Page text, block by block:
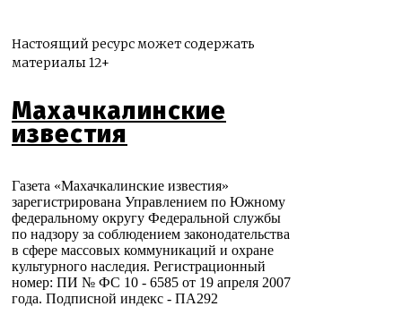
Настоящий ресурс может содержать
материалы 12+
Махачкалинские
известия
Газета «Махачкалинские известия»
зарегистрирована Управлением по Южному
федеральному округу Федеральной службы
по надзору за соблюдением законодательства
в сфере массовых коммуникаций и охране
культурного наследия. Регистрационный
номер: ПИ № ФС 10 - 6585 от 19 апреля 2007
года. Подписной индекс - ПА292